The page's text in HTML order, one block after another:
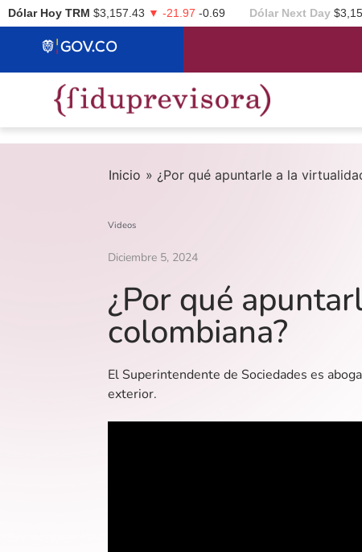
Dólar Hoy TRM $3,157.43 ▼ -21.97 -0.69 Dólar Next Day
Inicio » ¿Por qué apuntarle a la
Videos
Diciembre 5, 2024
¿Por qué
colombiana?
El Superintendente de Sociedades es
exterior.